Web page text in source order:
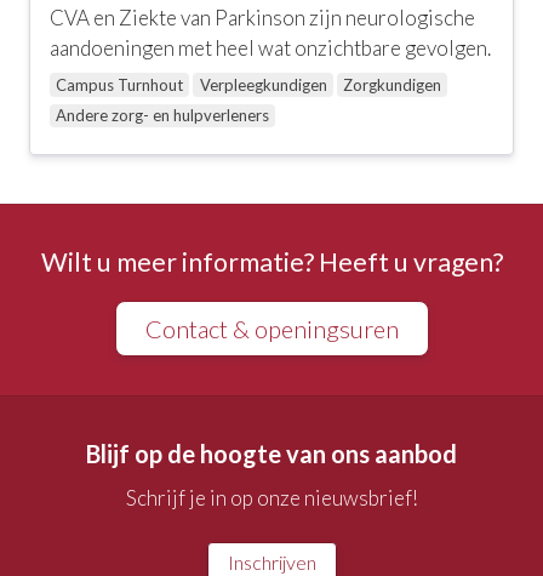
CVA en Ziekte van Parkinson zijn neurologische
aandoeningen met heel wat onzichtbare gevolgen.
Campus Turnhout Verpleegkundigen
Zorgkundigen
Andere zorg- en hulpverleners
Wilt u meer informatie? Heeft u vragen?
Contact & openingsuren
Blijf op de hoogte van ons aanbod
Schrijf je in op onze nieuwsbrief!
Inschrijven